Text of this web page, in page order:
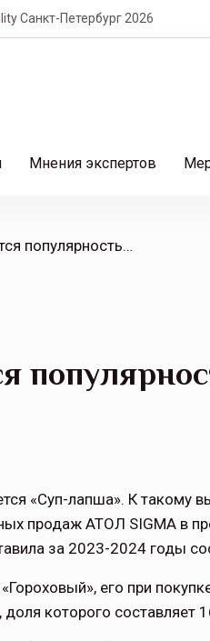
Санкт-Петербург 2026
Мнения экспертов
/ Какой суп пользуется популярностью у россиян?
«Суп-лапша». К такому
продаж АТОЛ SIGMA в
за 2023-2024 годы
его при
которого составляет